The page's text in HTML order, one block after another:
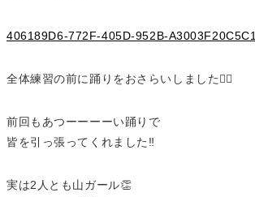
406189D6-772F-405D-952B-A3003F20C5C1
全体練習の前に踊りをおさらいしました👯‍♀️
前回もあつーーーーい踊りで
皆を引っ張ってくれました‼️
実は2人とも山ガール👏